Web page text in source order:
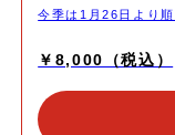
今季は1月26日より
どの球形に丸めたガ
た。 原料に、抹茶・
ームを使用し、口ど
￥8,000（税込）